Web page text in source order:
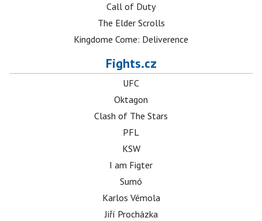
Call of Duty
The Elder Scrolls
Kingdome Come: Deliverence
Fights.cz
UFC
Oktagon
Clash of The Stars
PFL
KSW
I am Figter
Sumó
Karlos Vémola
Jiří Procházka